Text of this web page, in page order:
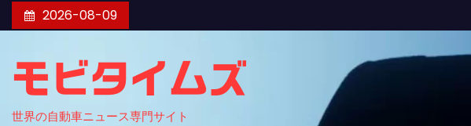
ン
2026-08-09
モビタイムズ
世界の自動車ニュース専門サイト